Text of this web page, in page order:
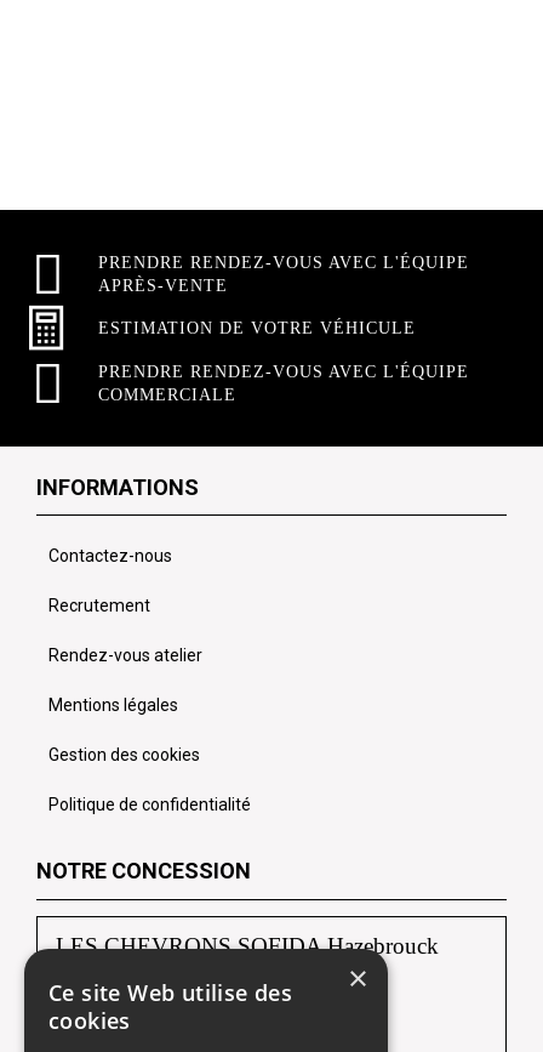
PRENDRE RENDEZ-VOUS AVEC L'ÉQUIPE
APRÈS-VENTE
ESTIMATION DE VOTRE VÉHICULE
PRENDRE RENDEZ-VOUS AVEC L'ÉQUIPE
COMMERCIALE
INFORMATIONS
Contactez-nous
Recrutement
Rendez-vous atelier
Mentions légales
Gestion des cookies
Politique de confidentialité
NOTRE CONCESSION
LES CHEVRONS SOFIDA Hazebrouck
88, route de Borre
59190 HAZEBROUCK
×
Ce site Web utilise des
cookies